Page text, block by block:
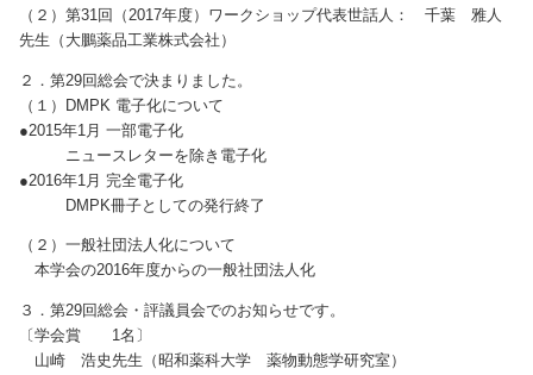
（２）第31回（2017年度）ワークショップ代表世話人： 千葉 雅人
先生（大鵬薬品工業株式会社）
２．第29回総会で決まりました。
（１）DMPK 電子化について
●2015年1月 一部電子化
ニュースレターを除き電子化
●2016年1月 完全電子化
DMPK冊子としての発行終了
（２）一般社団法人化について
本学会の2016年度からの一般社団法人化
３．第29回総会・評議員会でのお知らせです。
〔学会賞 1名〕
山崎 浩史先生（昭和薬科大学 薬物動態学研究室）